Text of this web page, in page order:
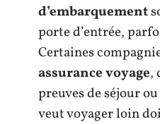
d’embarquement
porte d’entrée,
Certaines
assurance voyage,
preuves de séjour
veut voyager loin